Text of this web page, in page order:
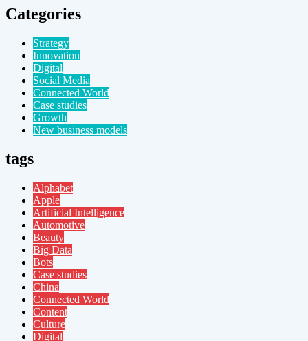
Categories
Strategy
Innovation
Digital
Social Media
Connected World
Case studies
Growth
New business models
tags
Alphabet
Apple
Artificial Intelligence
Automotive
Beauty
Big Data
Bots
Case studies
China
Connected World
Content
Culture
Digital